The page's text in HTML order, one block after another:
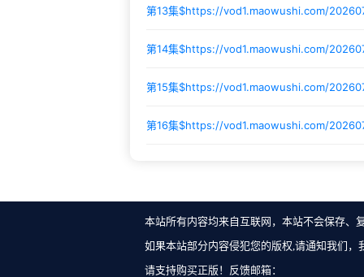
第13集$https://vod1.maowushi.com/
第14集$https://vod1.maowushi.com/
第15集$https://vod1.maowushi.com/
第16集$https://vod1.maowushi.com/
本站所有内容均来自互联网，本站不会保存、
如果本站部分内容侵犯您的版权,请通知我们
请支持购买正版！反馈邮箱：